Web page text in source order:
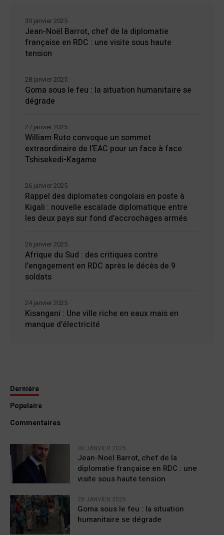
Jean-Noël Barrot, chef de la diplomatie
française en RDC : une visite sous haute
tension
30 janvier 2025
Goma sous le feu : la situation humanitaire se
dégrade
28 janvier 2025
William Ruto convoque un sommet
extraordinaire de l’EAC pour un face à face
Tshisekedi-Kagame
27 janvier 2025
Rappel des diplomates congolais en poste à
Kigali : nouvelle escalade diplomatique entre
les deux pays sur fond d’accrochages armés
26 janvier 2025
Afrique du Sud : des critiques contre
l’engagement en RDC après le décès de 9
soldats
26 janvier 2025
Kisangani : Une ville riche en eaux mais en
manque d’électricité
24 janvier 2025
Dernière
Populaire
Commentaires
30 JANVIER 2025
Jean-Noël Barrot, chef de la
diplomatie française en RDC : une
visite sous haute tension
28 JANVIER 2025
Goma sous le feu : la situation
humanitaire se dégrade